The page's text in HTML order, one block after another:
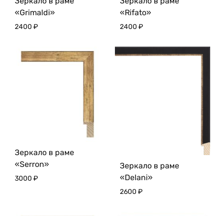
«Grimaldi»
2400 ₽
«Rifato»
2400 ₽
Зеркало в раме
«Serron»
3000 ₽
Зеркало в раме
«Delani»
2600 ₽